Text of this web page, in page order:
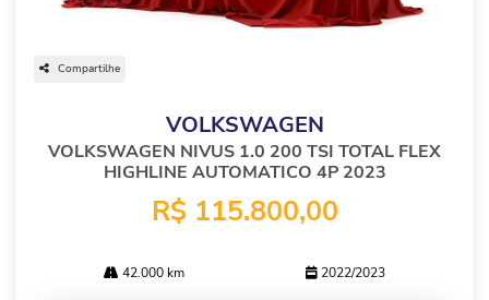
Compartilhe
VOLKSWAGEN
VOLKSWAGEN NIVUS 1.0 200 TSI TOTAL FLEX
HIGHLINE AUTOMATICO 4P 2023
R$ 115.800,00
42.000 km 2022/2023